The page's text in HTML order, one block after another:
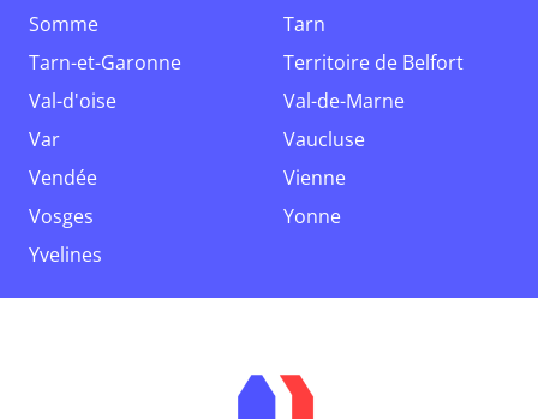
Somme
Tarn
Tarn-et-Garonne
Territoire de Belfort
Val-d'oise
Val-de-Marne
Var
Vaucluse
Vendée
Vienne
Vosges
Yonne
Yvelines